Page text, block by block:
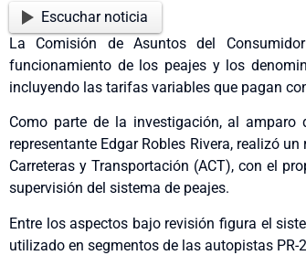
Escuchar noticia
La Comisión de Asuntos del
funcionamiento de los peajes y los
incluyendo las tarifas variables que pagan
Como parte de la investigación, al
representante Edgar Robles Rivera, realizó
Carreteras y Transportación (ACT), con el
supervisión del sistema de peajes.
Entre los aspectos bajo revisión figura el
utilizado en segmentos de las autopistas